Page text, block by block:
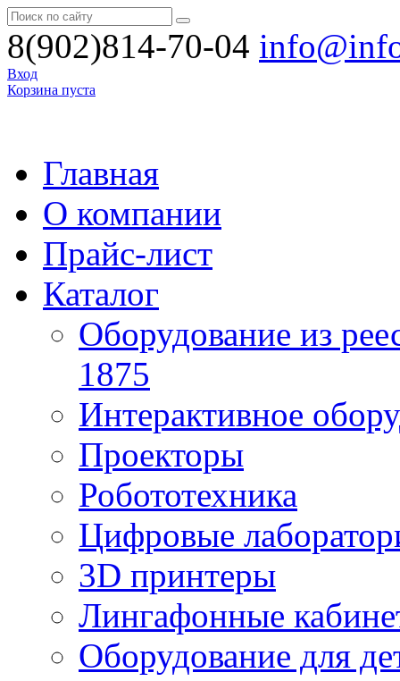
8(902)814-70-04
Вход
Корзина пуста
Главная
О компании
Прайс-лист
Каталог
Оборудование из
1875
Интерактивное
Проекторы
Робототехника
Цифровые
3D принтеры
Лингафонные
Оборудование для